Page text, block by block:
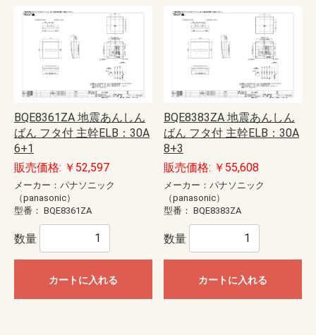
BQE8361ZA 地震あんしん
ばん フタ付 主幹ELB：30A
6+1
販売価格: ￥52,597
メーカー：パナソニック
（panasonic）
型番： BQE8361ZA
数量
カートに入れる
BQE8383ZA 地震あんしん
ばん フタ付 主幹ELB：30A
8+3
販売価格: ￥55,608
メーカー：パナソニック
（panasonic）
型番： BQE8383ZA
数量
カートに入れる